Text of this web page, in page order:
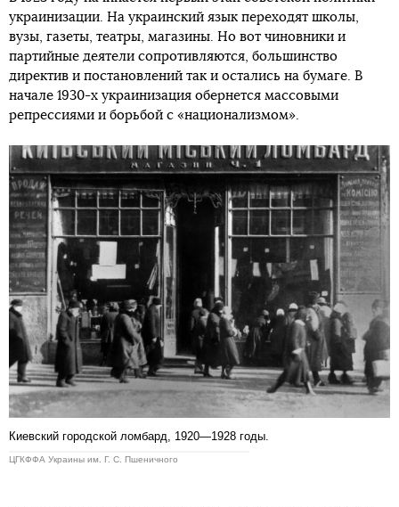
украинизации. На украинский язык переходят школы,
вузы, газеты, театры, магазины. Но вот чиновники и
партийные деятели сопротивляются, большинство
директив и постановлений так и остались на бумаге. В
начале 1930-х украинизация обернется массовыми
репрессиями и борьбой с «национализмом».
Киевский городской ломбард, 1920—1928 годы.
ЦГКФФА Украины им. Г. С. Пшеничного